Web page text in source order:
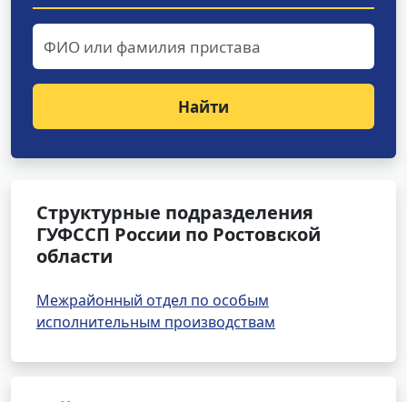
Найти
Структурные подразделения
ГУФССП России по Ростовской
области
Межрайонный отдел по особым
исполнительным производствам